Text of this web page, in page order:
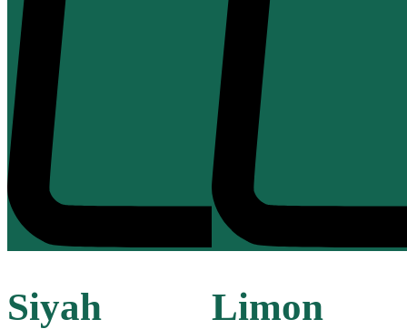
Siyah
Limon